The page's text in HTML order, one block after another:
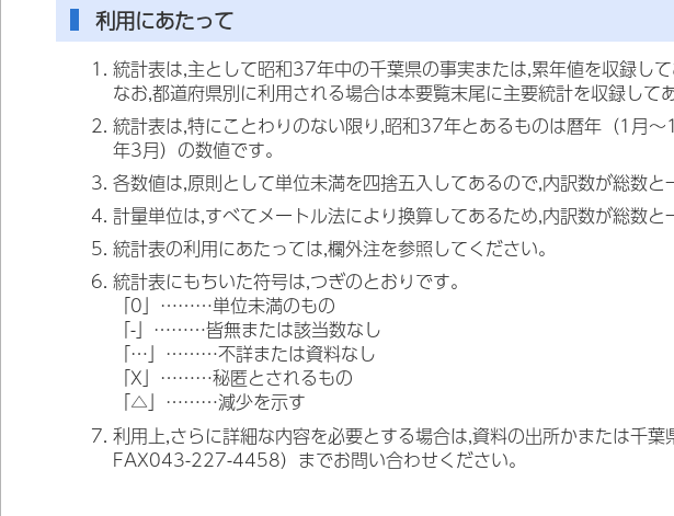
利用にあたって
統計表は,主として昭和37年中の千葉県の事実または,累年値を収録して
なお,都道府県別に利用される場合は本要覧末尾に主要統計を収録して
統計表は,特にことわりのない限り,昭和37年とあるものは暦年（1月
年3月）の数値です。
各数値は,原則として単位未満を四捨五入してあるので,内訳数が総数と
計量単位は,すべてメートル法により換算してあるため,内訳数が総数と
統計表の利用にあたっては,欄外注を参照してください。
統計表にもちいた符号は,つぎのとおりです。
「0」………単位未満のもの
「-」………皆無または該当数なし
「…」………不詳または資料なし
「X」………秘匿とされるもの
「△」………減少を示す
利用上,さらに詳細な内容を必要とする場合は,資料の出所かまたは千
FAX043-227-4458）までお問い合わせください。